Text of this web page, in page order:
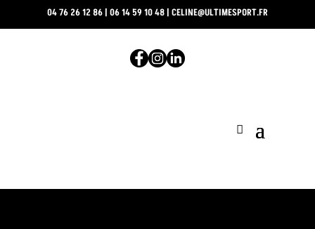
04 76 26 12 86 | 06 14 59 10 48 | CELINE@ULTIMESPORT.FR